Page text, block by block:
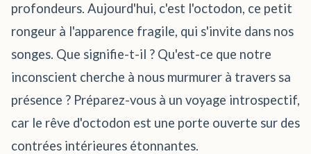
profondeurs. Aujourd'hui, c'est l'octodon, ce petit
rongeur à l'apparence fragile, qui s'invite dans nos
songes. Que signifie-t-il ? Qu'est-ce que notre
inconscient cherche à nous murmurer à travers sa
présence ? Préparez-vous à un voyage introspectif,
car le rêve d'octodon est une porte ouverte sur des
contrées intérieures étonnantes.